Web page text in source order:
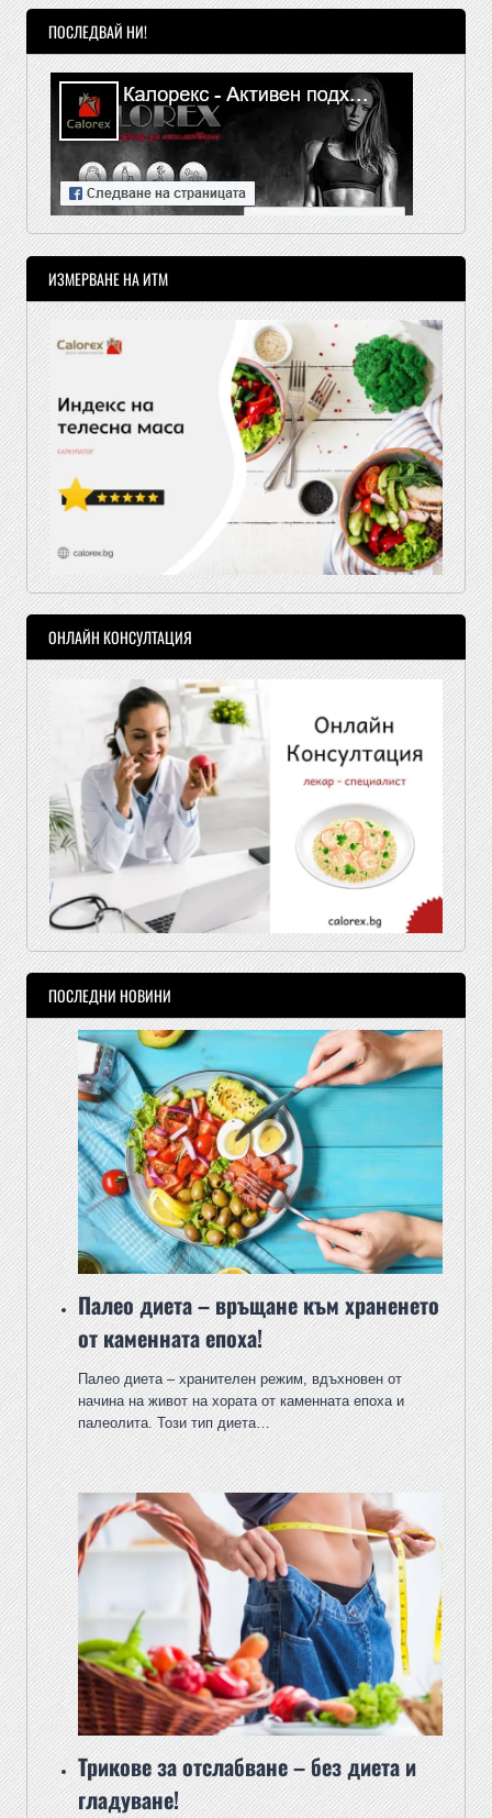
ПОСЛЕДВАЙ НИ!
ИЗМЕРВАНЕ НА ИТМ
ОНЛАЙН КОНСУЛТАЦИЯ
ПОСЛЕДНИ НОВИНИ
Палео диета – връщане към храненето
от каменната епоха!
Палео диета – хранителен режим, вдъхновен от
начина на живот на хората от каменната епоха и
палеолита. Този тип диета…
Трикове за отслабване – без диета и
гладуване!